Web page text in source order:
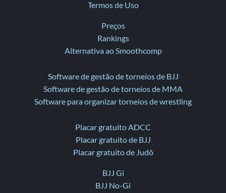
Termos de Uso
Preços
Rankings
Alternativa ao Smoothcomp
Software de gestão de torneios de BJJ
Software de gestão de torneios de MMA
Software para organizar torneios de wrestling
Placar gratuito ADCC
Placar gratuito de BJJ
Placar gratuito de Judô
BJJ Gi
BJJ No-Gi